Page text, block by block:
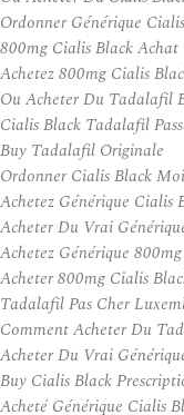
Ordonner Générique
800mg Cialis Black Achat
Achetez 800mg Cialis
Ou Acheter Du Tadalafil
Cialis Black Tadalafil
Buy Tadalafil Originale
Ordonner Cialis Black
Achetez Générique Cialis
Acheter Du Vrai
Achetez Générique
Acheter 800mg Cialis
Tadalafil Pas Cher
Comment Acheter Du
Acheter Du Vrai
Buy Cialis Black
Acheté Générique Cialis